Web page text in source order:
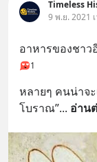
Timeless
9 พ.ย. 2021
อาหารของชา
1
หลายๆ คนน่าจ
โบราณ”... อ่าน